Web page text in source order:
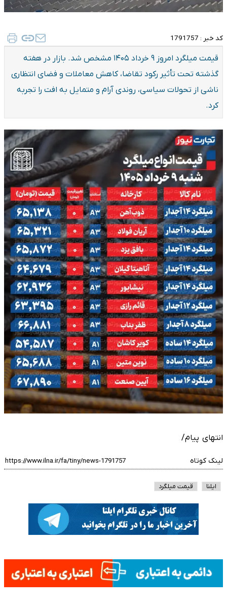
کد خبر : 1791757
قیمت میلگرد امروز ۹ خرداد ۱۴۰۵ مشخص شد. بازار در هفته
گذشته تحت تأثیر رکود تقاضا، کاهش معاملات و فضای انتظاری
ناشی از تحولات سیاسی، روندی آرام و متمایل به افت را تجربه
کرد.
انتهای پیام/
لینک کوتاه
ایلنا قیمت میلگرد